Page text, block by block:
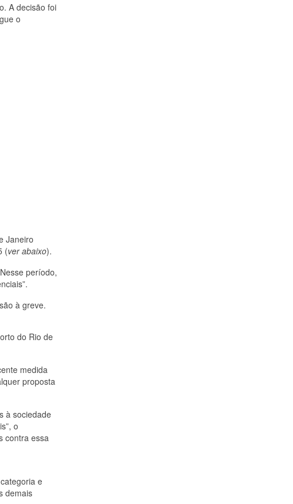
A decisão foi
o
Janeiro
(ver abaixo).
período,
à greve.
do Rio de
medida
proposta
à sociedade
o
contra essa
e
demais